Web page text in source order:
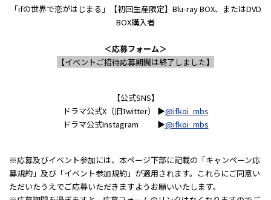
「ifの世界で恋がはじまる」【初回生産限定】Blu-ray BOX、またはDVD
BOX購入者
＜応募フォーム＞
【イベントご招待応募期間は終了しました】
【公式SNS】
ドラマ公式X（旧Twitter） ▶@ifkoi_mbs
ドラマ公式Instagram ▶@ifkoi_mbs
※応募及びイベント参加には、本ページ下部に記載の「キャンペーン応
募規約」及び「イベント参加規約」が適用されます。これらにご同意い
ただいたうえでご応募いただきますようお願いいたします。